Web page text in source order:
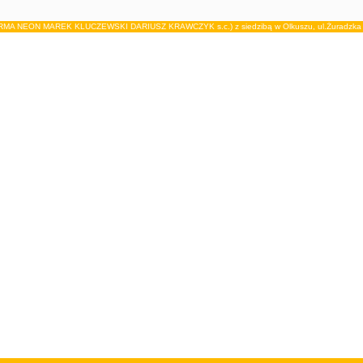
NEON MAREK KLUCZEWSKI DARIUSZ KRAWCZYK s.c.) z siedzibą w Olkuszu,